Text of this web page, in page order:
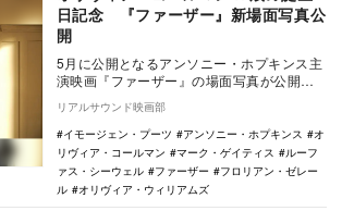
日記念 『ファーザー』新場面写真公
開
5月に公開となるアンソニー・ホプキンス主
演映画『ファーザー』の場面写真が公開さ
れた。 世界30カ国以上で上演された舞台
を映画…
リアルサウンド映画部
イモージェン・プーツ
アンソニー・ホプキンス
オ
リヴィア・コールマン
マーク・ゲイティス
ルーフ
ァス・シーウェル
ファーザー
フロリアン・ゼレー
ル
オリヴィア・ウィリアムズ